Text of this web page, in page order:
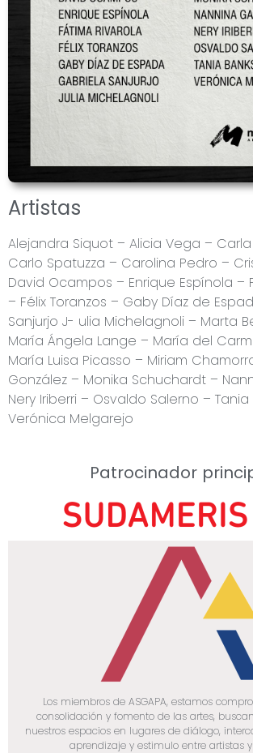
Artistas
Alejandra Siquot – Alicia Vega –
Carlo Spatuzza – Carolina Pedro –
David Ocampos – Enrique Espínola –
– Félix Toranzos – Gaby Díaz de
Sanjurjo J- ulia Michelagnoli – Marta
María Ángela Lange – María del
María Luisa Picasso – Miriam
González – Monika Schuchardt –
Nery Iriberri – Osvaldo Salerno – Tania
Verónica Melgarejo
Patrocinador
Los miembros de ASGAPA, estamos
consolidación y fomento de las artes,
nuestros espacios en lugares de diálogo,
aprendizaje y estimulo entre artistas